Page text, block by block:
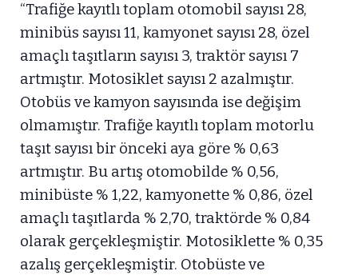
“Trafiğe kayıtlı toplam otomobil sayısı 28,
minibüs sayısı 11, kamyonet sayısı 28, özel
amaçlı taşıtların sayısı 3, traktör sayısı 7
artmıştır. Motosiklet sayısı 2 azalmıştır.
Otobüs ve kamyon sayısında ise değişim
olmamıştır. Trafiğe kayıtlı toplam motorlu
taşıt sayısı bir önceki aya göre % 0,63
artmıştır. Bu artış otomobilde % 0,56,
minibüste % 1,22, kamyonette % 0,86, özel
amaçlı taşıtlarda % 2,70, traktörde % 0,84
olarak gerçekleşmiştir. Motosiklette % 0,35
azalış gerçekleşmiştir. Otobüste ve